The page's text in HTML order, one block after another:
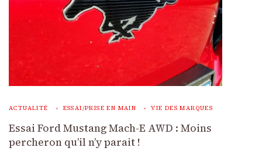
ACTUALITÉ ESSAI/PRISE EN MAIN VIE DES MARQUES
Essai Ford Mustang Mach-E AWD : Moins
percheron qu’il n’y parait !